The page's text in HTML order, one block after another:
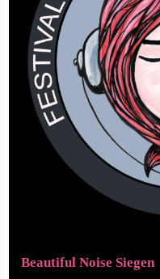
Beautiful Noise Siegen